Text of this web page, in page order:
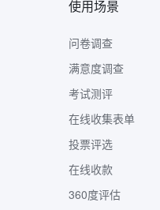
使用场景
问卷调查
满意度调查
考试测评
在线收集表单
投票评选
在线收款
360度评估